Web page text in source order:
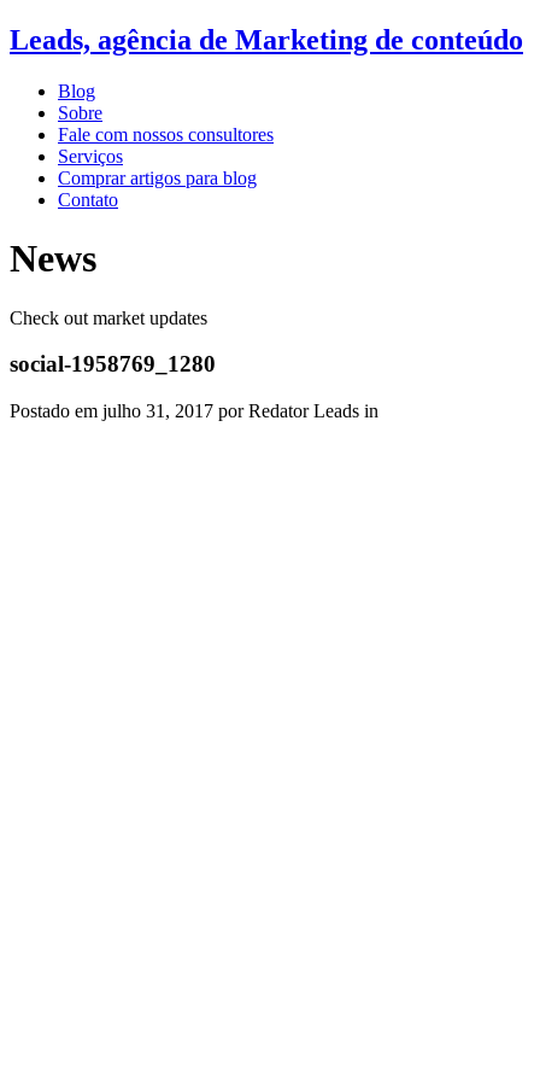
Leads, agência de Marketing de conteúdo
Blog
Sobre
Fale com nossos consultores
Serviços
Comprar artigos para blog
Contato
News
Check out market updates
social-1958769_1280
Postado em julho 31, 2017 por Redator Leads in